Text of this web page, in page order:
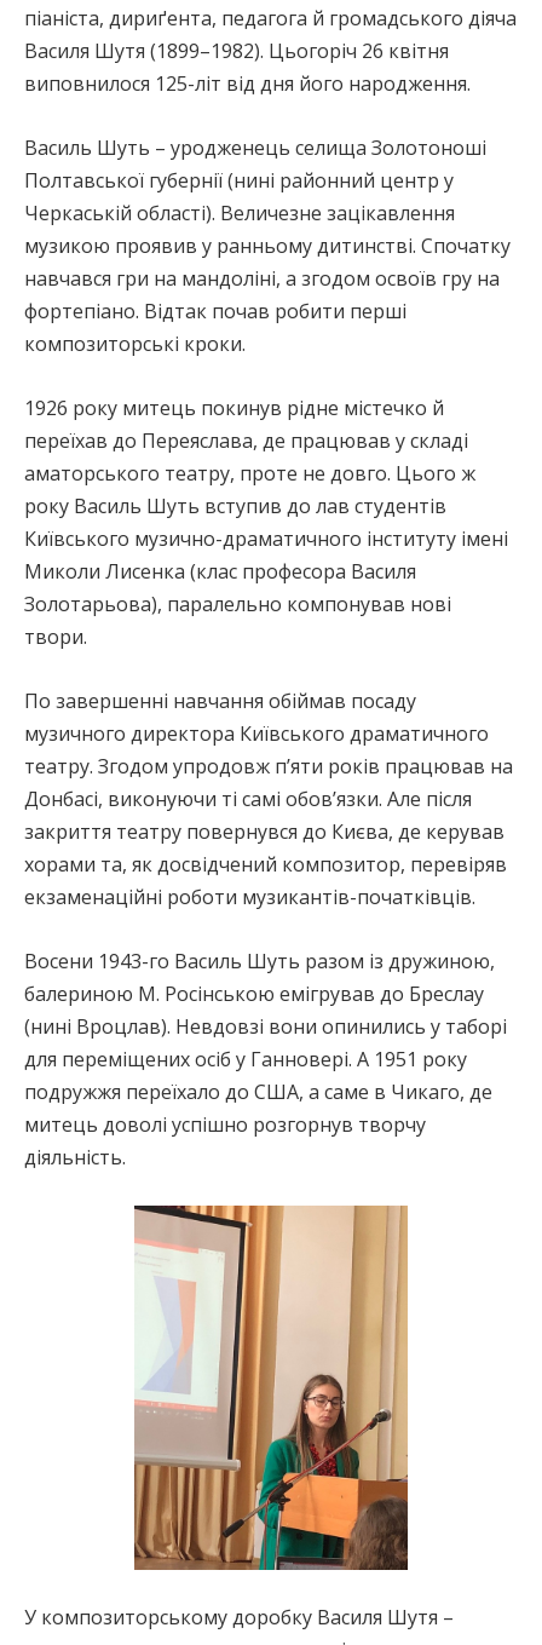
піаніста, дириґента, педагога й громадського діяча
Василя Шутя (1899–1982). Цьогоріч 26 квітня
виповнилося 125-літ від дня його народження.
Василь Шуть – уродженець селища Золотоноші
Полтавської губернії (нині районний центр у
Черкаській області). Величезне зацікавлення
музикою проявив у ранньому дитинстві. Спочатку
навчався гри на мандоліні, а згодом освоїв гру на
фортепіано. Відтак почав робити перші
композиторські кроки.
1926 року митець покинув рідне містечко й
переїхав до Переяслава, де працював у складі
аматорського театру, проте не довго. Цього ж
року Василь Шуть вступив до лав студентів
Київського музично-драматичного інституту імені
Миколи Лисенка (клас професора Василя
Золотарьова), паралельно компонував нові
твори.
По завершенні навчання обіймав посаду
музичного директора Київського драматичного
театру. Згодом упродовж п’яти років працював на
Донбасі, виконуючи ті самі обов’язки. Але після
закриття театру повернувся до Києва, де керував
хорами та, як досвідчений композитор, перевіряв
екзаменаційні роботи музикантів-початківців.
Восени 1943-го Василь Шуть разом із дружиною,
балериною М. Росінською емігрував до Бреслау
(нині Вроцлав). Невдовзі вони опинились у таборі
для переміщених осіб у Ганновері. А 1951 року
подружжя переїхало до США, а саме в Чикаго, де
митець доволі успішно розгорнув творчу
діяльність.
У композиторському доробку Василя Шутя –